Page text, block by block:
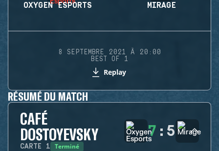
OXYGEN ESPORTS MIRAGE
8 SEPTEMBRE 2021 À 20:00
BEST OF 1
Replay
RÉSUMÉ DU MATCH
CAFÉ
DOSTOYEVSKY
CARTE 1 Terminé
7 : 5